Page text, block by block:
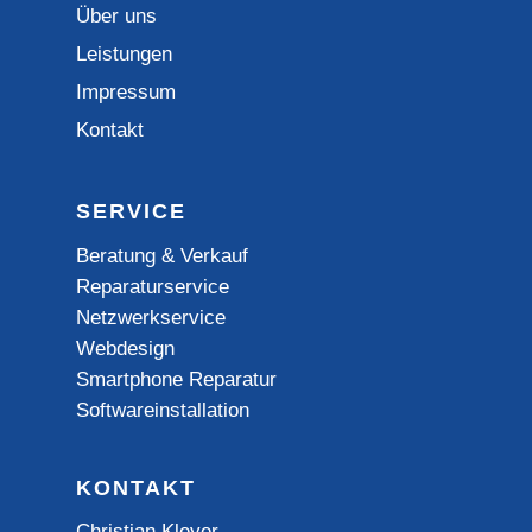
Über uns
Leistungen
Impressum
Kontakt
SERVICE
Beratung & Verkauf
Reparaturservice
Netzwerkservice
Webdesign
Smartphone Reparatur
Softwareinstallation
KONTAKT